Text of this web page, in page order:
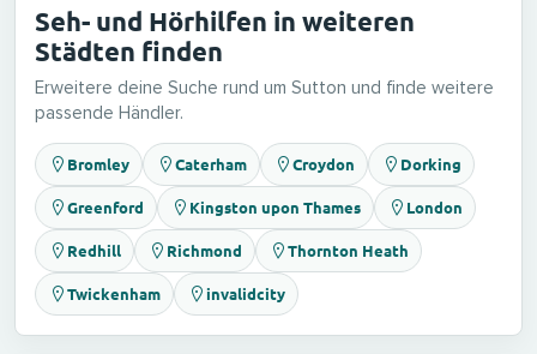
Seh- und Hörhilfen in weiteren
Städten finden
Erweitere deine Suche rund um Sutton und finde weitere
passende Händler.
Bromley Caterham Croydon Dorking
Greenford Kingston upon Thames London
Redhill Richmond Thornton Heath
Twickenham invalidcity